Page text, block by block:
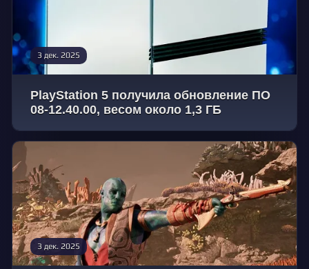
3 дек. 2025
PlayStation 5 получила обновление ПО
08-12.40.00, весом около 1,3 ГБ
3 дек. 2025